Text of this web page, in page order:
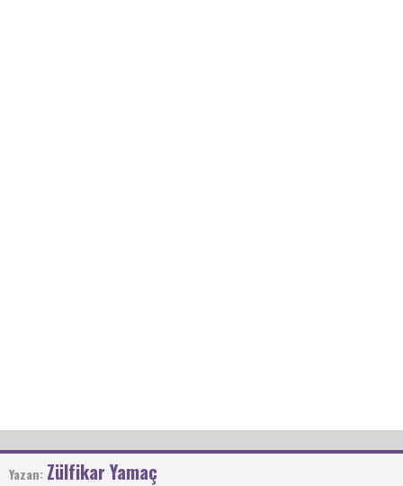
Yazan: Zülfikar Yamaç